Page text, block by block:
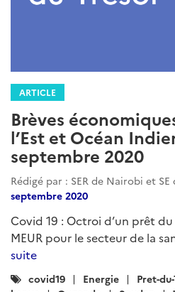
ARTICLE
Brèves
l’Est et Océan
septembre 2020
Rédigé par : SER de Nairobi et SE
septembre 2020
Covid 19 : Octroi d’un prêt
MEUR pour le secteur de la
suite
Catégories
covid19 Energie Pret-